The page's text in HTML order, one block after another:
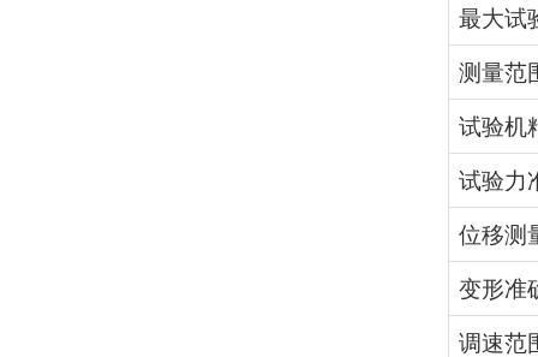
最大试
测量范
试验机
试验力
位移测
变形准
调速范